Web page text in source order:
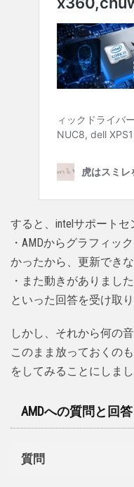
すると、intelサポートセ
・AMDからグラフィッ
かったから、更新できな
・また動きがありまし
といった回答を受け取り
しかし、それから何の
このまま放っておくの
をしてみることにしまし
AMDへの質問と回答
質問